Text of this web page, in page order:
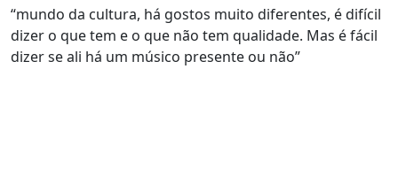
“mundo da cultura, há gostos muito diferentes, é difícil
dizer o que tem e o que não tem qualidade. Mas é fácil
dizer se ali há um músico presente ou não”